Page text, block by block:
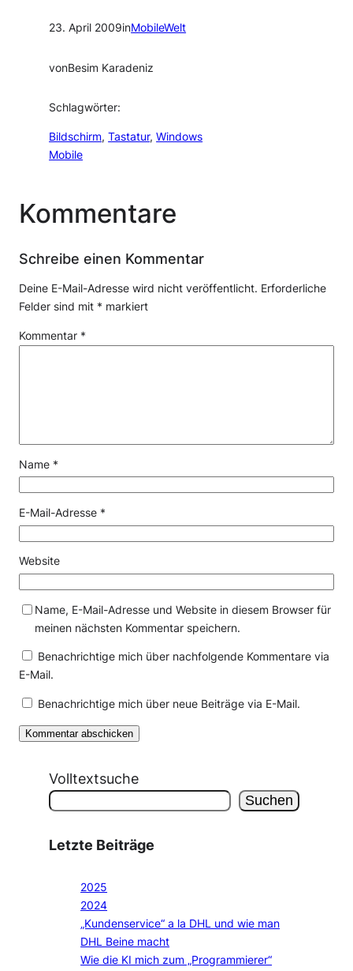
23. April 2009inMobileWelt
vonBesim Karadeniz
Schlagwörter:
Bildschirm, Tastatur, Windows
Mobile
Kommentare
Schreibe einen Kommentar
Deine E-Mail-Adresse wird nicht veröffentlicht. Erforderliche
Felder sind mit * markiert
Kommentar *
Name *
E-Mail-Adresse *
Website
Name, E-Mail-Adresse und Website in diesem Browser für
meinen nächsten Kommentar speichern.
Benachrichtige mich über nachfolgende Kommentare via
E-Mail.
Benachrichtige mich über neue Beiträge via E-Mail.
Volltextsuche
Suchen
Letzte Beiträge
2025
2024
„Kundenservice“ a la DHL und wie man
DHL Beine macht
Wie die KI mich zum „Programmierer“